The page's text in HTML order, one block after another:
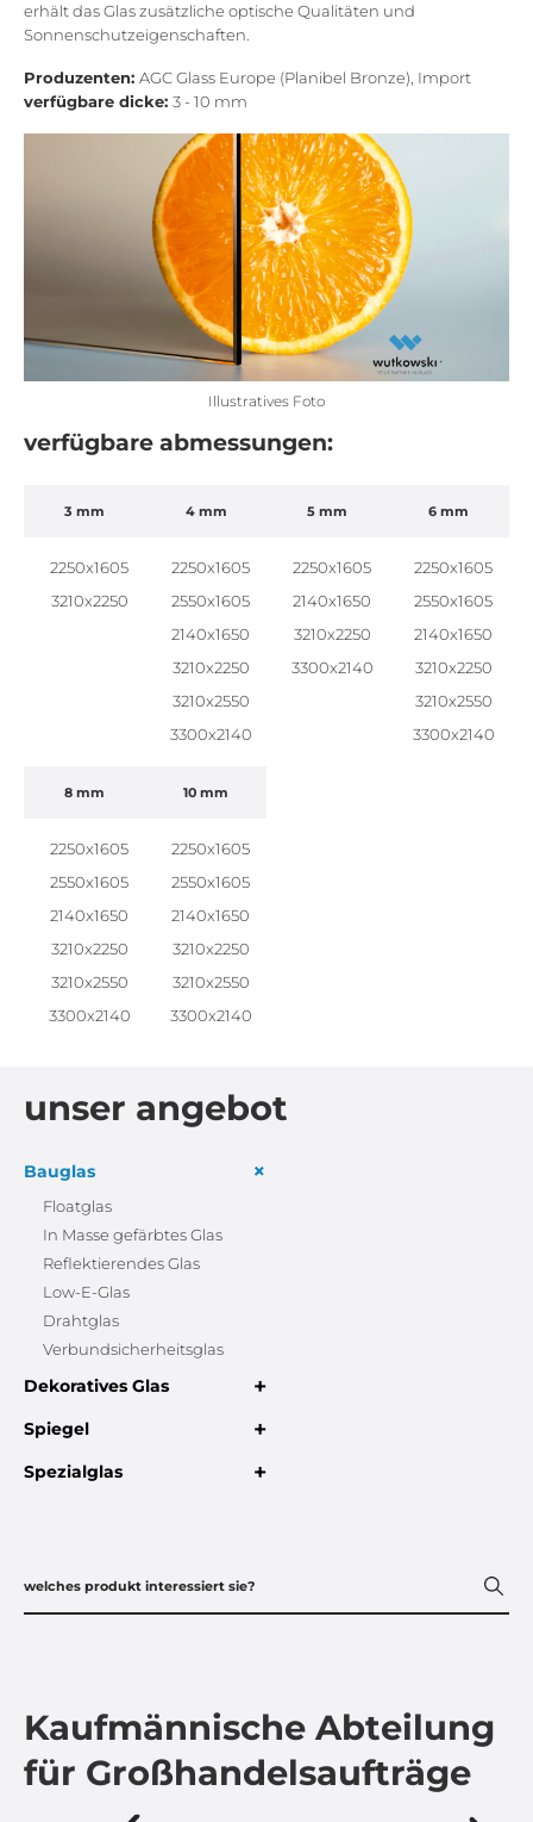
unser angebot
Bauglas +
Floatglas
In Masse gefärbtes Glas
Reflektierendes Glas
Low-E-Glas
Drahtglas
Verbundsicherheitsglas
Dekoratives Glas +
Spiegel +
Spezialglas +
erhält das Glas zusätzliche optische Qualitäten und
Sonnenschutzeigenschaften.
Produzenten: AGC Glass Europe (Planibel Bronze), Import
verfügbare dicke: 3 - 10 mm
Illustratives Foto
verfügbare abmessungen:
3 mm
2250x1605
3210x2250
4 mm
2250x1605
2550x1605
2140x1650
3210x2250
3210x2550
3300x2140
5 mm
2250x1605
2140x1650
3210x2250
3300x2140
6 mm
2250x1605
2550x1605
2140x1650
3210x2250
3210x2550
3300x2140
8 mm
2250x1605
2550x1605
2140x1650
3210x2250
3210x2550
3300x2140
10 mm
2250x1605
2550x1605
2140x1650
3210x2250
3210x2550
3300x2140
Kaufmännische Abteilung
für Großhandelsaufträge